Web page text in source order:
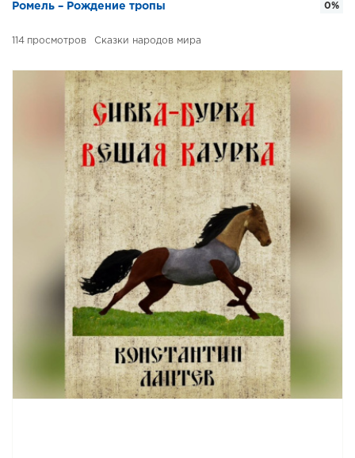
Ромель – Рождение тропы
114 Сказки народов мира
0%